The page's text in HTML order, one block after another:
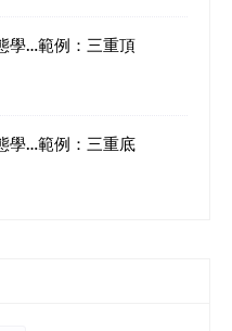
學…範例：三重頂
學…範例：三重底